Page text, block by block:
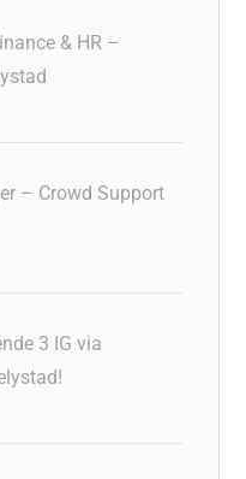
& HR –
– Crowd Support
3 IG via